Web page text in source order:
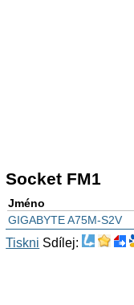
Socket FM1
Jméno
GIGABYTE A75M-S2V
Tiskni Sdílej: